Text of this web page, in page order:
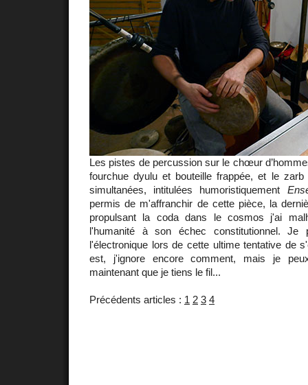
Les pistes de percussion sur le chœur
fourchue dyulu et bouteille frappée, et le
simultanées, intitulées humoristiquement
permis de m'affranchir de cette pièce, la
propulsant la coda dans le cosmos j'ai
l'humanité à son échec constitutionnel. Je
l'électronique lors de cette ultime tentative de
est, j'ignore encore comment, mais je
maintenant que je tiens le fil...
Précédents articles : 1 2 3 4